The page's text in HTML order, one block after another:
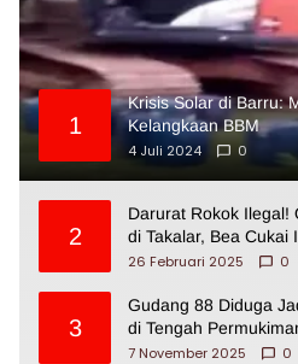
1
Krisis Solar di Barru:
Kelangkaan BBM
4 Juli 2024
0
2
Darurat Rokok Ilegal!
di Takalar, Bea Cukai
26 Februari 2025
0
3
Gudang 88 Diduga
di Tengah
7 November 2025
0